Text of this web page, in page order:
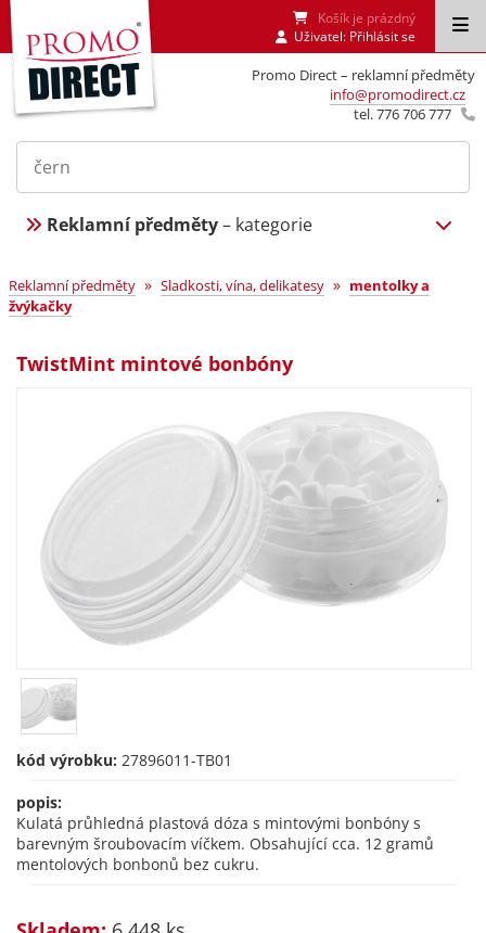
Promo Direct – reklamní předměty
info@promodirect.cz
tel. 776 706 777
Košík je prázdný
Uživatel: Přihlásit se
Reklamní předměty– kategorie
Reklamní předměty » Sladkosti, vína, delikatesy » mentolky a
žvýkačky
TwistMint mintové bonbóny
kód výrobku: 27896011-TB01
popis:
Kulatá průhledná plastová dóza s mintovými bonbóny s
barevným šroubovacím víčkem. Obsahující cca. 12 gramů
mentolových bonbonů bez cukru.